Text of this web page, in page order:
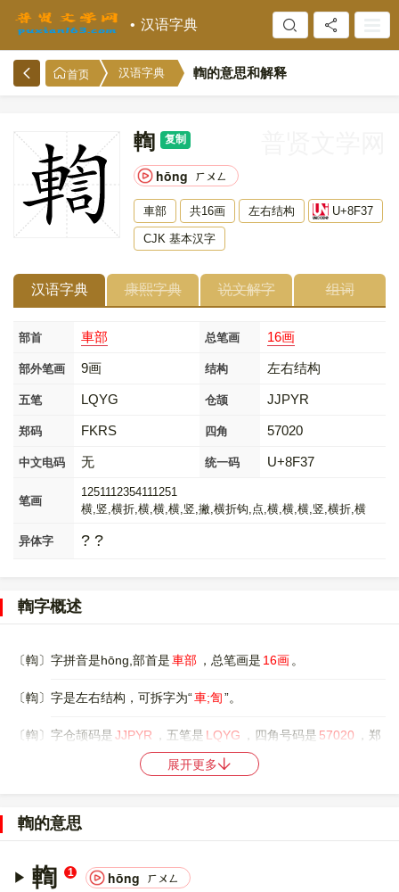
汉语字典
首页 汉语字典 輷的意思和解释
輷 复制
hōng ㄏㄨㄥ
車部 共16画 左右结构 U+8F37
CJK 基本汉字
汉语字典 康熙字典 说文解字 组词
部首 車部 总笔画 16画
部外笔画 9画 结构 左右结构
五笔 LQYG 仓颉 JJPYR
郑码 FKRS 四角 57020
中文电码 无 统一码 U+8F37
笔画
1251112354111251
横,竖,横折,横,横,横,竖,撇,横折钩,点,横,横,横,竖,横折,横
异体字 ? ?
輷字概述
〔輷〕字拼音是hōng,部首是車部 ，总笔画是 16画 。
〔輷〕字是左右结构，可拆字为“車;訇”。
〔輷〕字仓颉码是JJPYR ，五笔是 LQYG ，四角号码是 57020
，郑
，中文电码是无，。
00008F37，UTF-8：E8 BC B7。
〔輷〕字的异体字是?;?。
展开更多
輷的意思
輷 1 hōng ㄏㄨㄥ